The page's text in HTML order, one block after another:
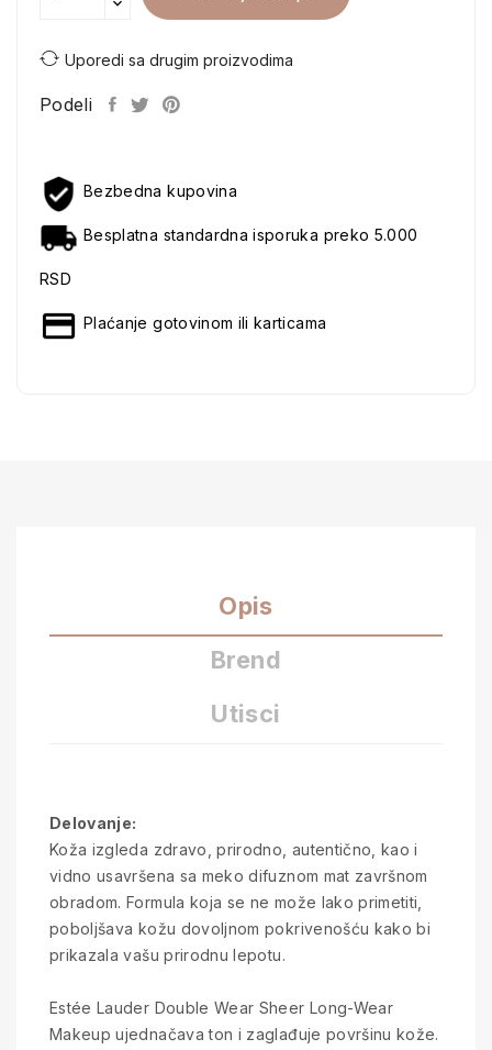
Uporedi sa drugim proizvodima
Podeli
Bezbedna kupovina
Besplatna standardna isporuka preko 5.000
RSD
Plaćanje gotovinom ili karticama
Opis
Brend
Utisci
Delovanje:
Koža izgleda zdravo, prirodno, autentično, kao i
vidno usavršena sa meko difuznom mat završnom
obradom. Formula koja se ne može lako primetiti,
poboljšava kožu dovoljnom pokrivenošću kako bi
prikazala vašu prirodnu lepotu.
Estée Lauder Double Wear Sheer Long-Wear
Makeup ujednačava ton i zaglađuje površinu kože.